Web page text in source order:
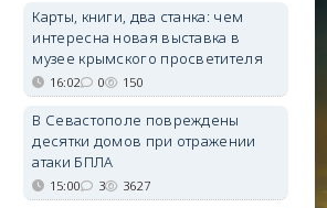
Карты, книги, два станка: чем
интересна новая выставка в
музее крымского просветителя
16:02 0 150
В Севастополе повреждены
десятки домов при отражении
атаки БПЛА
15:00 3 3627